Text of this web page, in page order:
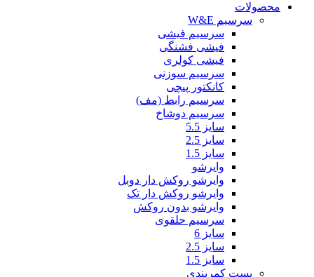
محصولات
سرسیم W&E
سرسیم فیشی
فیشی فشنگی
فیشی کولری
سرسیم سوزنی
کانکتور پیچی
سرسیم رابط (مف)
سرسیم دوشاخ
سایز 5.5
سایز 2.5
سایز 1.5
وایرشو
وایرشو روکش دار دوبل
وایرشو روکش دار تک
وایرشو بدون روکش
سرسیم حلقوی
سایز 6
سایز 2.5
سایز 1.5
بست کمربندی